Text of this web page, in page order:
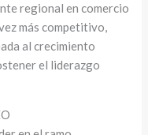
regional en comercio
más competitivo,
al crecimiento
el liderazgo